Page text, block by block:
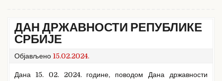
ДАН ДРЖАВНОСТИ РЕПУБЛИКЕ
СРБИЈЕ
Објављено 15.02.2024.
Дана 15. 02. 2024. године, поводом Дана државности